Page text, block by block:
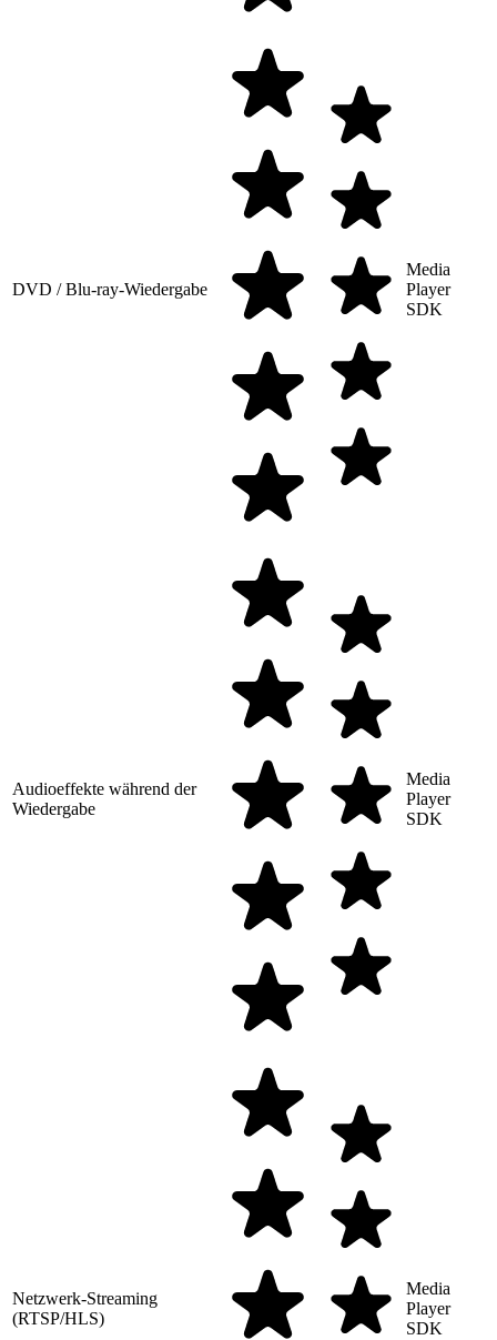
DVD / Blu-ray-Wiedergabe
Media
Player
SDK
Audioeffekte während der
Wiedergabe
Media
Player
SDK
Netzwerk-Streaming
(RTSP/HLS)
Media
Player
SDK